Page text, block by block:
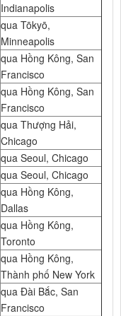
Indianapolis
qua Tōkyō,
Minneapolis
qua Hồng Kông, San
Francisco
qua Hồng Kông, San
Francisco
qua Thượng Hải,
Chicago
qua Seoul, Chicago
qua Seoul, Chicago
qua Hồng Kông,
Dallas
qua Hồng Kông,
Toronto
qua Hồng Kông,
Thành phố New York
qua Đài Bắc, San
Francisco